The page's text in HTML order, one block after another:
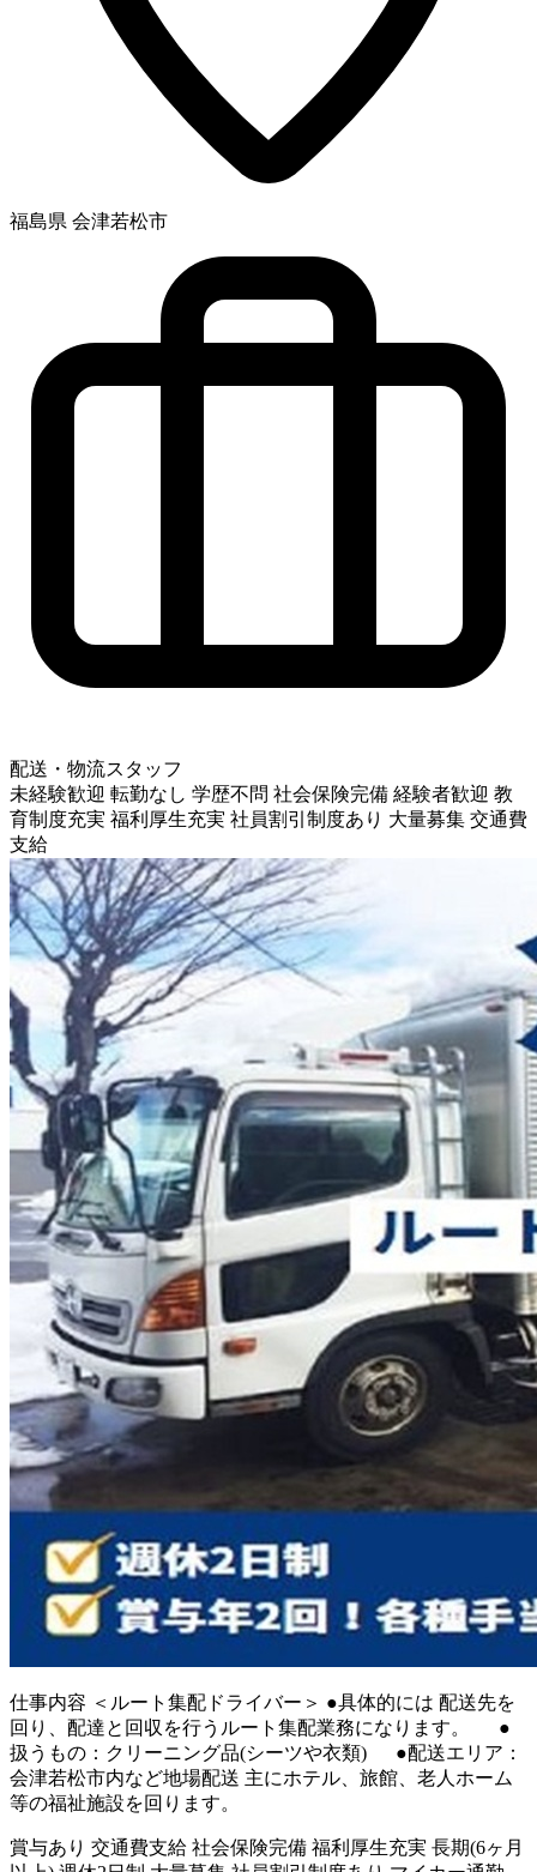
福島県 会津若松市
配送・物流スタッフ
未経験歓迎 転勤なし 学歴不問 社会保険完備 経験者歓迎 教
育制度充実 福利厚生充実 社員割引制度あり 大量募集 交通費
支給
仕事内容 ＜ルート集配ドライバー＞ ●具体的には 配送先を
回り、配達と回収を行うルート集配業務になります。 ●
扱うもの：クリーニング品(シーツや衣類) ●配送エリア：
会津若松市内など地場配送 主にホテル、旅館、老人ホーム
等の福祉施設を回ります。
賞与あり 交通費支給 社会保険完備 福利厚生充実 長期(6ヶ月